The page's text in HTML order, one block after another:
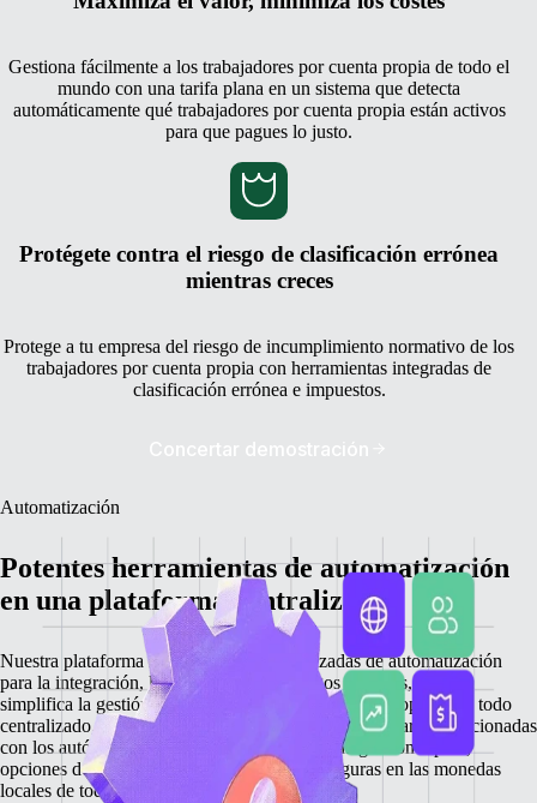
Gestiona fácilmente a los trabajadores por cuenta propia de todo el
mundo con una tarifa plana en un sistema que detecta
automáticamente qué trabajadores por cuenta propia están activos
para que pagues lo justo.
Protégete contra el riesgo de clasificación errónea
mientras creces
Protege a tu empresa del riesgo de incumplimiento normativo de los
trabajadores por cuenta propia con herramientas integradas de
clasificación errónea e impuestos.
Concertar demostración
Automatización
Potentes herramientas de automatización
en una plataforma centralizada
Nuestra plataforma integra funciones avanzadas de automatización
para la integración, la facturación y los pagos globales, lo que
simplifica la gestión de los trabajadores por cuenta propia. Con todo
centralizado, puedes gestionar con eficacia todas las tareas relacionadas
con los autónomos, lo que proporciona una integración rápida,
opciones de pago flexibles y transacciones seguras en las monedas
locales de todo el mundo.